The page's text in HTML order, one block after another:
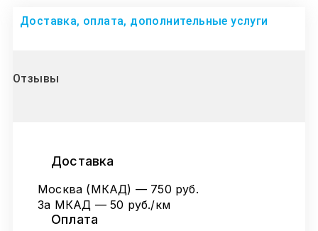
Доставка, оплата, дополнительные услуги
Отзывы
Доставка
Москва (МКАД) — 750 руб.
За МКАД — 50 руб./км
Оплата